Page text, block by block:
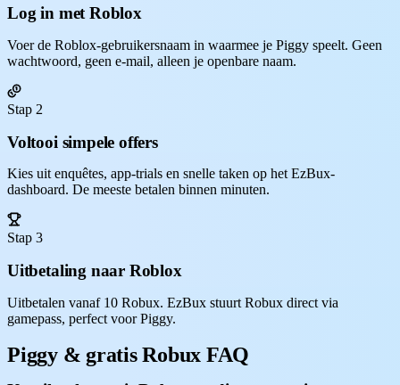
Log in met Roblox
Voer de Roblox-gebruikersnaam in waarmee je Piggy speelt. Geen
wachtwoord, geen e-mail, alleen je openbare naam.
Stap 2
Voltooi simpele offers
Kies uit enquêtes, app-trials en snelle taken op het EzBux-
dashboard. De meeste betalen binnen minuten.
Stap 3
Uitbetaling naar Roblox
Uitbetalen vanaf 10 Robux. EzBux stuurt Robux direct via
gamepass, perfect voor Piggy.
Piggy & gratis Robux FAQ